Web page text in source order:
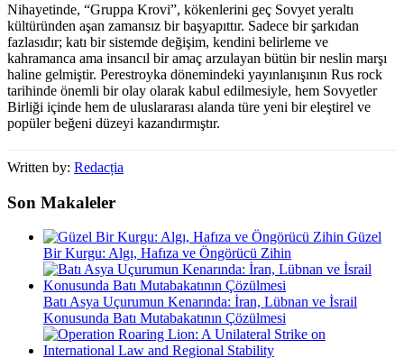
Nihayetinde, “Gruppa Krovi”, kökenlerini geç Sovyet yeraltı
kültüründen aşan zamansız bir başyapıttır. Sadece bir şarkıdan
fazlasıdır; katı bir sistemde değişim, kendini belirleme ve
kahramanca ama insancıl bir amaç arzulayan bütün bir neslin marşı
haline gelmiştir. Perestroyka dönemindeki yayınlanışının Rus rock
tarihinde önemli bir olay olarak kabul edilmesiyle, hem Sovyetler
Birliği içinde hem de uluslararası alanda türe yeni bir eleştirel ve
popüler beğeni düzeyi kazandırmıştır.
Written by: Redacția
Son Makaleler
Güzel
Bir Kurgu: Algı, Hafıza ve Öngörücü Zihin
Batı Asya Uçurumun Kenarında: İran, Lübnan ve İsrail
Konusunda Batı Mutabakatının Çözülmesi